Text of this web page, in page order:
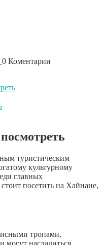
0 Коментарии
туристическим
культурному
главных
посетить на Хайнане,
тропами,
могут насладиться